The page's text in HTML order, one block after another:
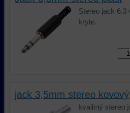
Stereo jack 6.3
kryte.
jack 3,5mm stereo kovový
kvalitný stereo